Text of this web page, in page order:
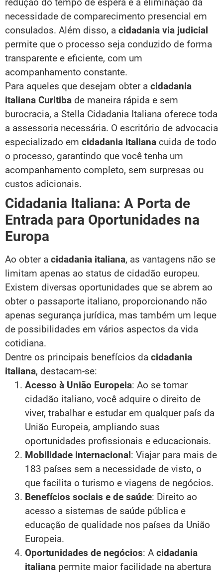
necessidade de comparecimento presencial em
consulados. Além disso, a cidadania via judicial
permite que o processo seja conduzido de forma
transparente e eficiente, com um
acompanhamento constante.
Para aqueles que desejam obter a cidadania
italiana Curitiba de maneira rápida e sem
burocracia, a Stella Cidadania Italiana oferece toda
a assessoria necessária. O escritório de advocacia
especializado em cidadania italiana cuida de todo
o processo, garantindo que você tenha um
acompanhamento completo, sem surpresas ou
custos adicionais.
Cidadania Italiana: A Porta de
Entrada para Oportunidades na
Europa
Ao obter a cidadania italiana, as vantagens não se
limitam apenas ao status de cidadão europeu.
Existem diversas oportunidades que se abrem ao
obter o passaporte italiano, proporcionando não
apenas segurança jurídica, mas também um leque
de possibilidades em vários aspectos da vida
cotidiana.
Dentre os principais benefícios da cidadania
italiana, destacam-se:
Acesso à União Europeia: Ao se tornar
cidadão italiano, você adquire o direito de
viver, trabalhar e estudar em qualquer país da
União Europeia, ampliando suas
oportunidades profissionais e educacionais.
Mobilidade internacional: Viajar para mais de
183 países sem a necessidade de visto, o
que facilita o turismo e viagens de negócios.
Benefícios sociais e de saúde: Direito ao
acesso a sistemas de saúde pública e
educação de qualidade nos países da União
Europeia.
Oportunidades de negócios: A cidadania
italiana permite maior facilidade na abertura